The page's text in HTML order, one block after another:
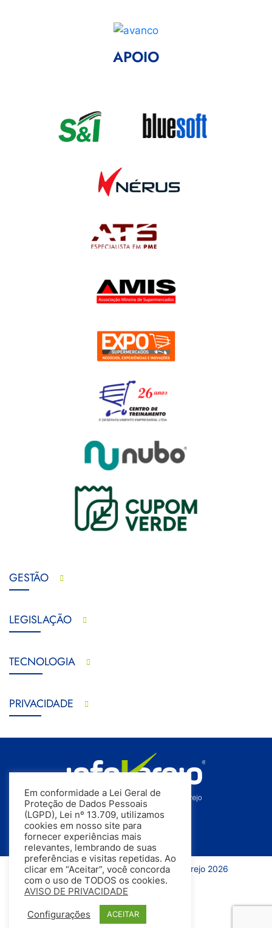
APOIO
GESTÃO
LEGISLAÇÃO
TECNOLOGIA
PRIVACIDADE
Todos os direitos reservados | InfoVarejo 2026
Em conformidade a Lei Geral de
Proteção de Dados Pessoais
(LGPD), Lei nº 13.709, utilizamos
cookies em nosso site para
fornecer experiências mais
relevantes, lembrando de suas
preferências e visitas repetidas. Ao
clicar em “Aceitar”, você concorda
com o uso de TODOS os cookies.
AVISO DE PRIVACIDADE
Configurações ACEITAR